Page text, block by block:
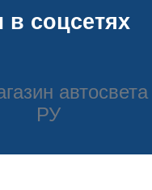
соцсетях
РУ